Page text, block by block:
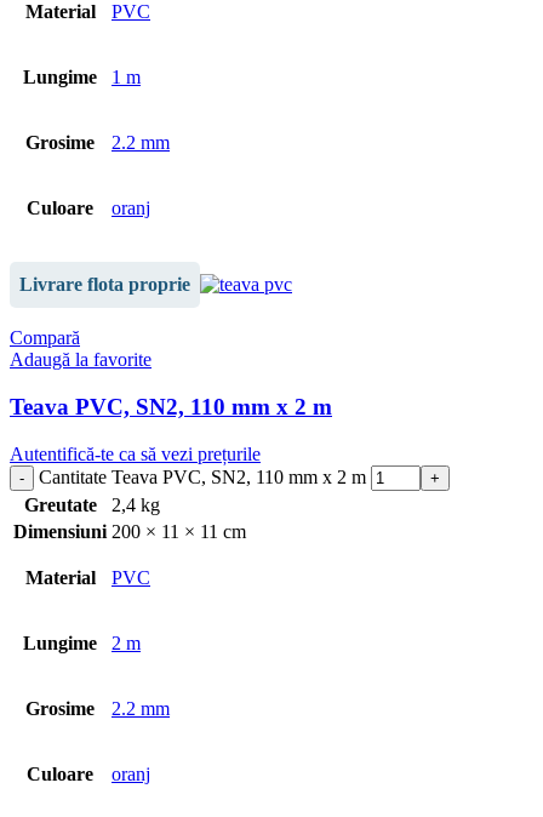
Material PVC
Lungime 1 m
Grosime 2.2 mm
Culoare oranj
Livrare flota proprie
Compară
Adaugă la favorite
Teava PVC, SN2, 110 mm x 2 m
Autentifică-te ca să vezi prețurile
Cantitate Teava PVC, SN2, 110 mm x 2 m
Greutate
2,4 kg
Dimensiuni 200 × 11 × 11 cm
Material PVC
Lungime 2 m
Grosime 2.2 mm
Culoare oranj